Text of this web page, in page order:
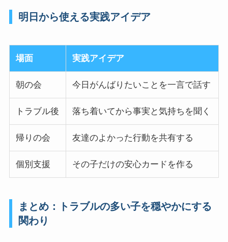
明日から使える実践アイデア
場面 実践アイデア
朝の会 今日がんばりたいことを一言で話す
トラブル後 落ち着いてから事実と気持ちを聞く
帰りの会 友達のよかった行動を共有する
個別支援 その子だけの安心カードを作る
まとめ：トラブルの多い子を穏やかにする
関わり